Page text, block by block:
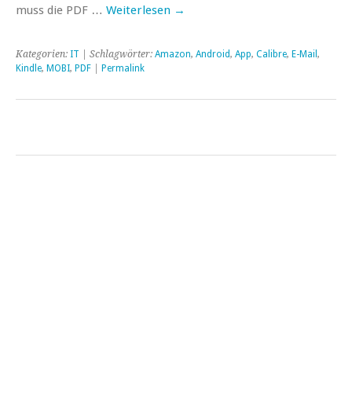
muss die PDF … Weiterlesen →
Kategorien: IT | Schlagwörter: Amazon, Android, App, Calibre, E-Mail ,
Kindle, MOBI, PDF Permalink